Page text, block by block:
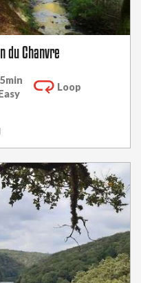
du Chanvre
Loop